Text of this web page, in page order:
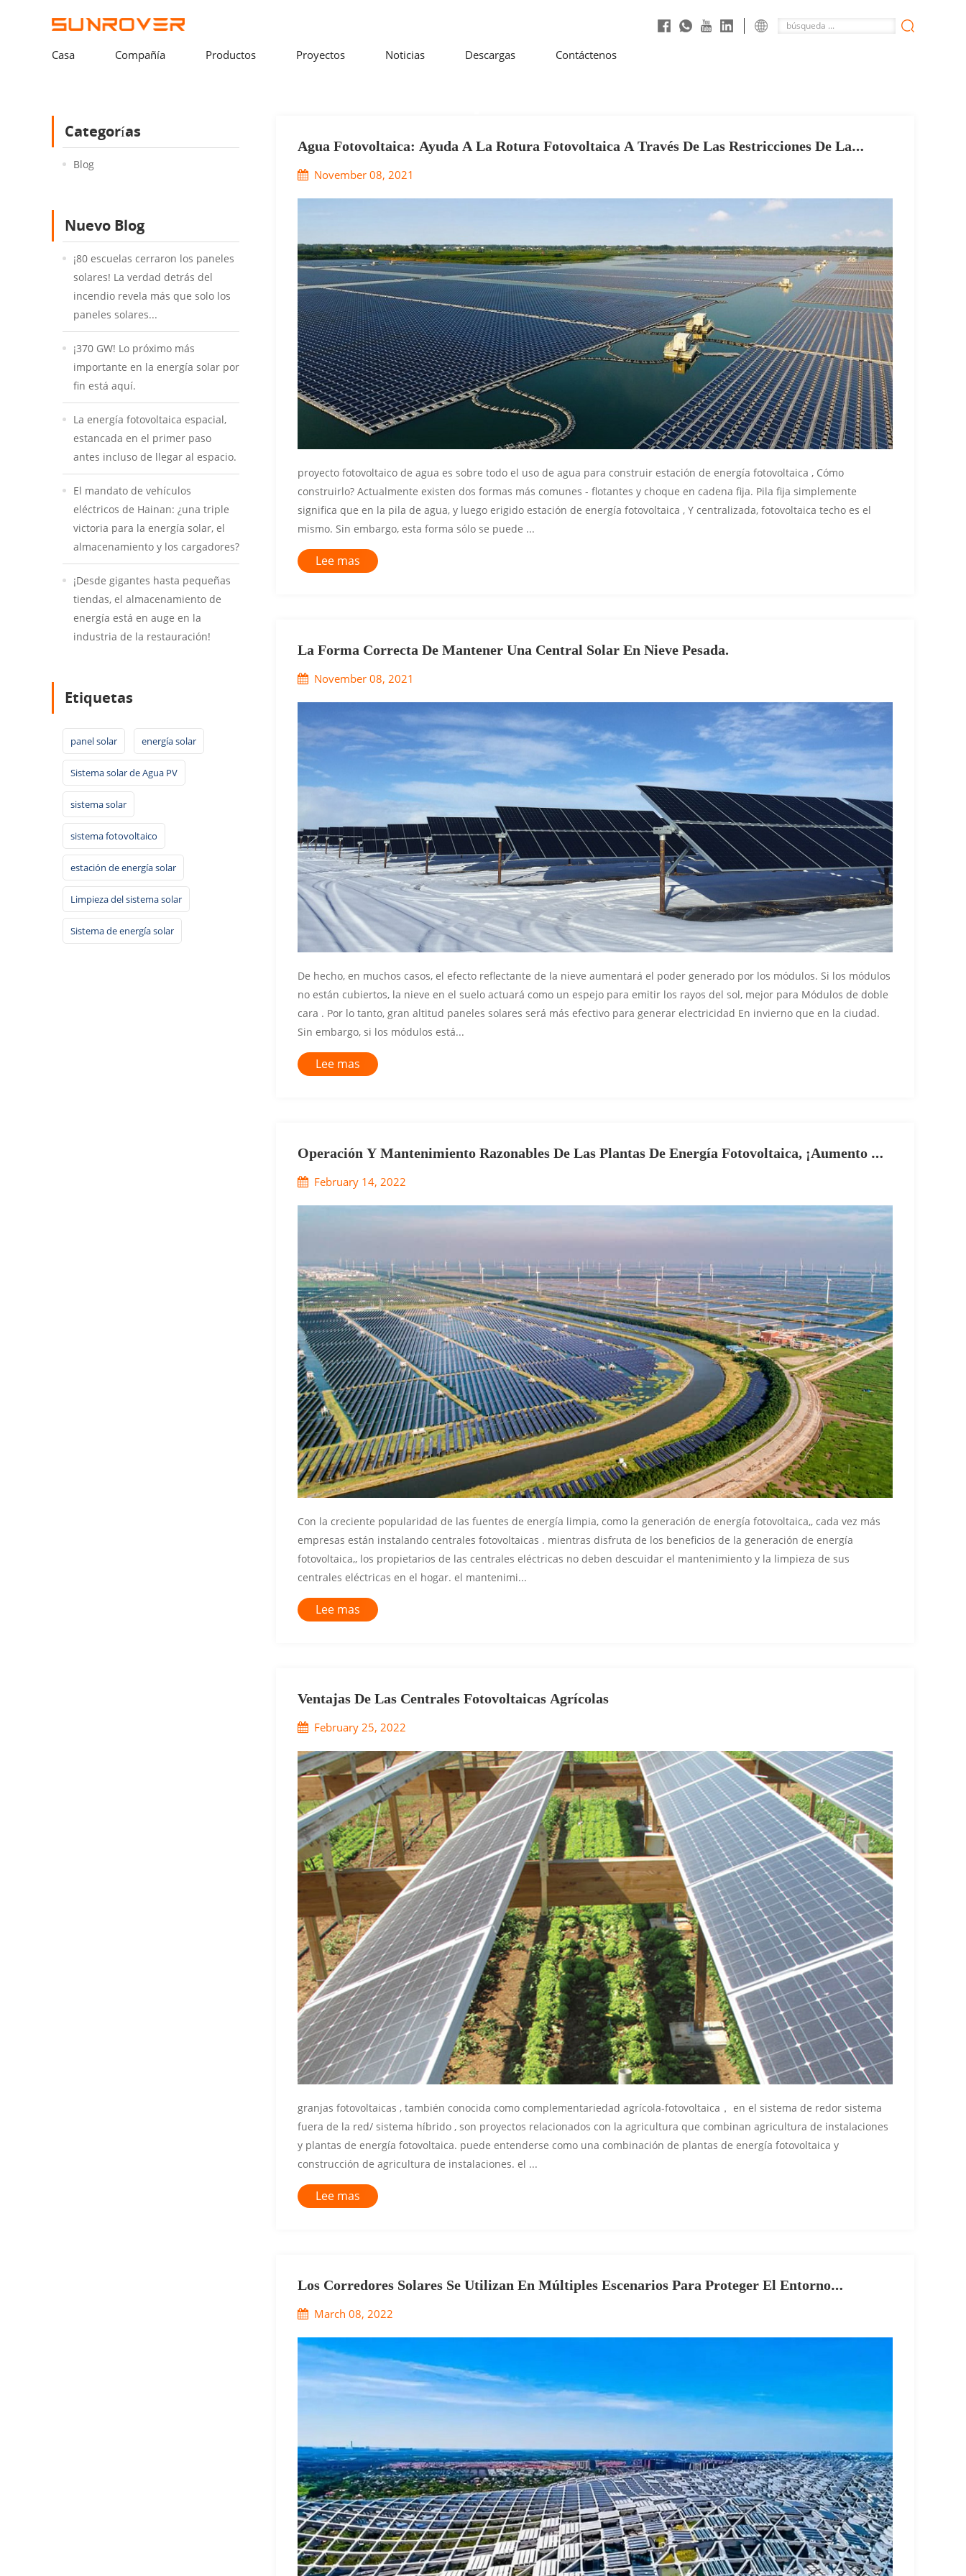
Casa Compañía Productos Proyectos Noticias Descargas Contáctenos
Agua Fotovoltaica: Ayuda A La Rotura Fotovoltaica A Través De Las Restricciones De La
November 08, 2021
proyecto fotovoltaico de agua es sobre todo el uso de agua para construir estación de energía fotovoltaica , Cómo
construirlo? Actualmente existen dos formas más comunes - flotantes y choque en cadena fija. Pila fija simplemente
significa que en la pila de agua, y luego erigido estación de energía fotovoltaica , Y centralizada, fotovoltaica techo es el
mismo. Sin embargo, esta forma sólo se puede ...
Lee mas
La Forma Correcta De Mantener Una Central Solar En Nieve Pesada.
November 08, 2021
De hecho, en muchos casos, el efecto reflectante de la nieve aumentará el poder generado por los módulos. Si los módulos
no están cubiertos, la nieve en el suelo actuará como un espejo para emitir los rayos del sol, mejor para Módulos de doble
cara . Por lo tanto, gran altitud paneles solares será más efectivo para generar electricidad En invierno que en la ciudad.
Sin embargo, si los módulos está...
Lee mas
Operación Y Mantenimiento Razonables De Las Plantas De Energía Fotovoltaica, ¡aumento De
February 14, 2022
Con la creciente popularidad de las fuentes de energía limpia, como la generación de energía fotovoltaica,, cada vez más
empresas están instalando centrales fotovoltaicas . mientras disfruta de los beneficios de la generación de energía
fotovoltaica,, los propietarios de las centrales eléctricas no deben descuidar el mantenimiento y la limpieza de sus
centrales eléctricas en el hogar. el mantenimi...
Lee mas
Ventajas De Las Centrales Fotovoltaicas Agrícolas
February 25, 2022
granjas fotovoltaicas , también conocida como complementariedad agrícola-fotovoltaica， en el sistema de redor sistema
fuera de la red/ sistema híbrido , son proyectos relacionados con la agricultura que combinan agricultura de instalaciones
y plantas de energía fotovoltaica. puede entenderse como una combinación de plantas de energía fotovoltaica y
construcción de agricultura de instalaciones. el ...
Lee mas
Los Corredores Solares Se Utilizan En Múltiples Escenarios Para Proteger El Entorno
March 08, 2022
Categorías
Blog
Nuevo Blog
¡80 escuelas cerraron los paneles
solares! La verdad detrás del
incendio revela más que solo los
paneles solares...
¡370 GW! Lo próximo más
importante en la energía solar por
fin está aquí.
La energía fotovoltaica espacial,
estancada en el primer paso
antes incluso de llegar al espacio.
El mandato de vehículos
eléctricos de Hainan: ¿una triple
victoria para la energía solar, el
almacenamiento y los cargadores?
¡Desde gigantes hasta pequeñas
tiendas, el almacenamiento de
energía está en auge en la
industria de la restauración!
Etiquetas
panel solar energía solar
Sistema solar de Agua PV
sistema solar
sistema fotovoltaico
estación de energía solar
Limpieza del sistema solar
Sistema de energía solar